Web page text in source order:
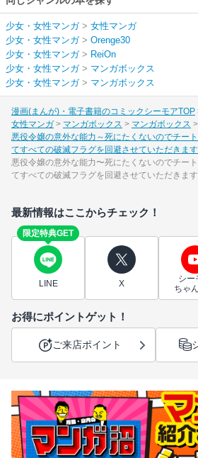
少女・女性マンガ> 女性マンガ
少女・女性マンガ> Orenge30
少女・女性マンガ> ReiOn
少女・女性マンガ> マンガボックス
少女・女性マンガ> マンガボックス
漫画(まんが)・電子書籍のコミックシーモアTOP
女性マンガ
マンガボックス
マンガボックス
悪役令嬢の意外な能力～死にたくないのでチー
てすべての破滅フラグを回避させていただきます
悪役令嬢の意外な能力〜死にたくないのでチー
てすべての破滅フラグを回避させていただきま
最新情報はここからチェック！
限定特典GET
LINE X
シー
ちゃ
お得にポイントゲット！
ご来店ポイント